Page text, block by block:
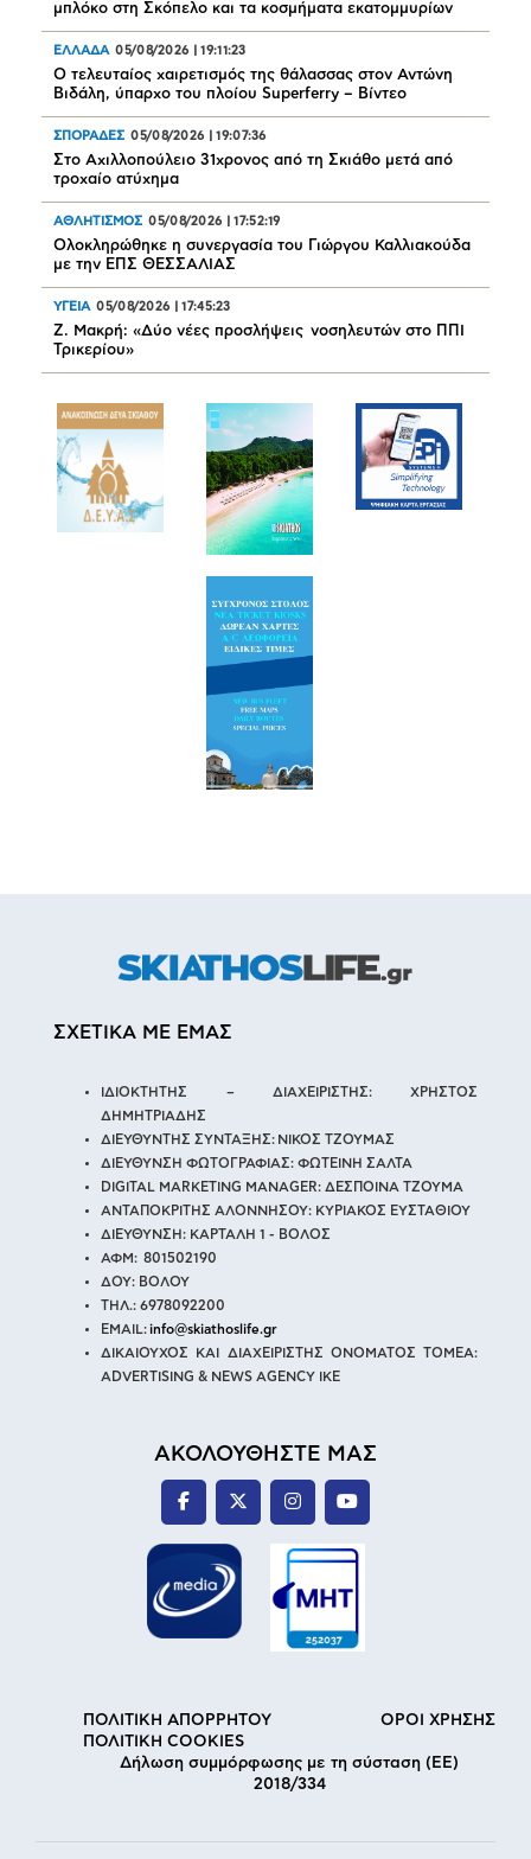
μπλόκο στη Σκόπελο και τα κοσμήματα εκατομμυρίων
ΕΛΛΑΔΑ 05/08/2026 19:11:23
Ο τελευταίος χαιρετισμός της θάλασσας στον Αντώνη
Βιδάλη, ύπαρχο του πλοίου Superferry – Βίντεο
ΣΠΟΡΑΔΕΣ 05/08/2026 19:07:36
Στο Αχιλλοπούλειο 31χρονος από τη Σκιάθο μετά από
τροχαίο ατύχημα
ΑΘΛΗΤΙΣΜΟΣ 05/08/2026 17:52:19
Oλοκληρώθηκε η συνεργασία του Γιώργου Καλλιακούδα
με την ΕΠΣ ΘΕΣΣΑΛΙΑΣ
ΥΓΕΙΑ 05/08/2026 17:45:23
Ζ. Μακρή: «Δύο νέες προσλήψεις νοσηλευτών στο ΠΠΙ
Τρικερίου»
ΣΧΕΤΙΚΑ ΜΕ ΕΜΑΣ
ΙΔΙΟΚΤΗΤΗΣ – ΔΙΑΧΕΙΡΙΣΤΗΣ: ΧΡΗΣΤΟΣ
ΔΗΜΗΤΡΙΑΔΗΣ
ΔΙΕΥΘΥΝΤΗΣ ΣΥΝΤΑΞΗΣ: ΝΙΚΟΣ ΤΖΟΥΜΑΣ
ΔΙΕΥΘΥΝΣΗ ΦΩΤΟΓΡΑΦΙΑΣ: ΦΩΤΕΙΝΗ ΣΑΛΤΑ
DIGITAL MARKETING MANAGER: ΔΕΣΠΟΙΝΑ ΤΖΟΥΜΑ
ΑΝΤΑΠΟΚΡΙΤΗΣ ΑΛΟΝΝΗΣΟΥ: ΚΥΡΙΑΚΟΣ ΕΥΣΤΑΘΙΟΥ
ΔΙΕΥΘΥΝΣΗ: ΚΑΡΤΑΛΗ 1 - ΒΟΛΟΣ
ΑΦΜ: 801502190
ΔΟΥ: ΒΟΛΟΥ
ΤΗΛ.: 6978092200
EMAIL: info@skiathoslife.gr
ΔΙΚΑΙΟΥΧΟΣ ΚΑΙ ΔΙΑΧΕΙΡΙΣΤΗΣ ΟΝΟΜΑΤΟΣ ΤΟΜΕΑ:
ADVERTISING & NEWS AGENCY IKE
ΑΚΟΛΟΥΘΗΣΤΕ ΜΑΣ
ΠΟΛΙΤΙΚΗ ΑΠΟΡΡΗΤΟΥ
ΟΡΟΙ ΧΡΗΣΗΣ
ΠΟΛΙΤΙΚΗ COOKIES
Δήλωση συμμόρφωσης με τη σύσταση (ΕΕ)
2018/334